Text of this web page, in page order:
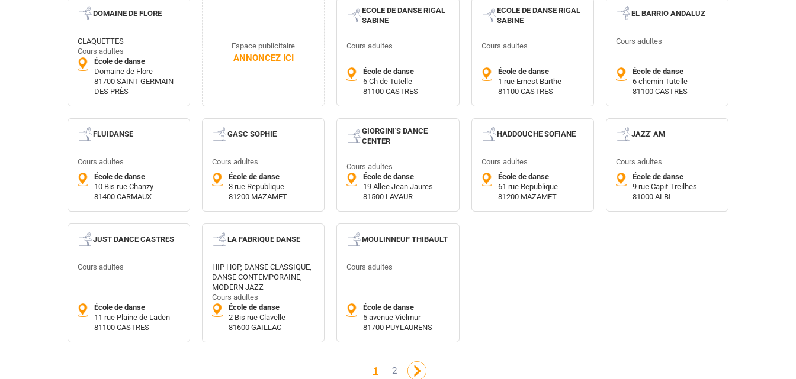
DOMAINE DE FLORE
CLAQUETTES
Cours adultes
École de danse
Domaine de Flore
81700 SAINT GERMAIN
DES PRÈS
Espace publicitaire
ANNONCEZ ICI
ECOLE DE DANSE RIGAL
SABINE
Cours adultes
École de danse
6 Ch de Tutelle
81100 CASTRES
ECOLE DE DANSE RIGAL
SABINE
Cours adultes
École de danse
1 rue Ernest Barthe
81100 CASTRES
EL BARRIO ANDALUZ
Cours adultes
École de danse
6 chemin Tutelle
81100 CASTRES
FLUIDANSE
Cours adultes
École de danse
10 Bis rue Chanzy
81400 CARMAUX
GASC SOPHIE
Cours adultes
École de danse
3 rue Republique
81200 MAZAMET
GIORGINI'S DANCE
CENTER
Cours adultes
École de danse
19 Allee Jean Jaures
81500 LAVAUR
HADDOUCHE SOFIANE
Cours adultes
École de danse
61 rue Republique
81200 MAZAMET
JAZZ' AM
Cours adultes
École de danse
9 rue Capit Treilhes
81000 ALBI
JUST DANCE CASTRES
Cours adultes
École de danse
11 rue Plaine de Laden
81100 CASTRES
LA FABRIQUE DANSE
HIP HOP, DANSE CLASSIQUE,
DANSE CONTEMPORAINE,
MODERN JAZZ
Cours adultes
École de danse
2 Bis rue Clavelle
81600 GAILLAC
MOULINNEUF THIBAULT
Cours adultes
École de danse
5 avenue Vielmur
81700 PUYLAURENS
1 2